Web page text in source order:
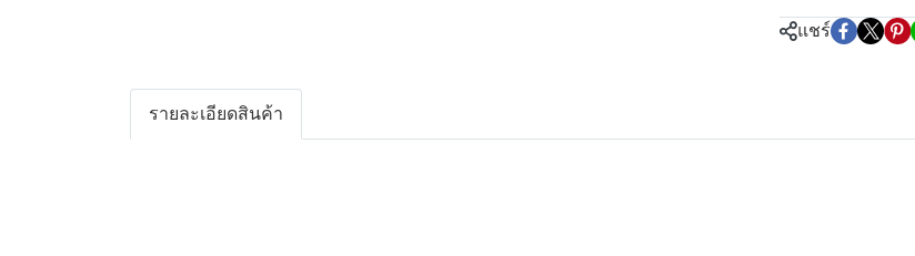
แชร์
รายละเอียดสินค้า